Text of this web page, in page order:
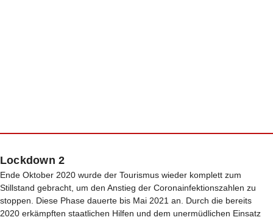
Lockdown 2
Ende Oktober 2020 wurde der Tourismus wieder komplett zum
Stillstand gebracht, um den Anstieg der Coronainfektionszahlen zu
stoppen. Diese Phase dauerte bis Mai 2021 an. Durch die bereits
2020 erkämpften staatlichen Hilfen und dem unermüdlichen Einsatz